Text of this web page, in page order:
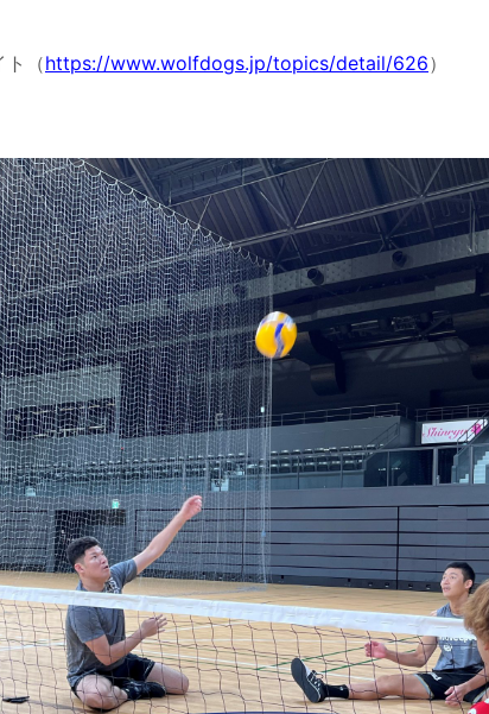
（https://www.wolfdogs.jp/topics/detail/626）